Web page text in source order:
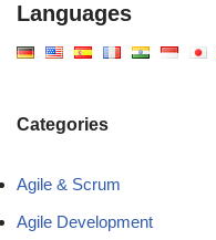
Languages
Categories
Agile & Scrum
Agile Development